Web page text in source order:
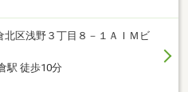
北区浅野３丁目８－１ＡＩＭビ
駅 徒歩10分